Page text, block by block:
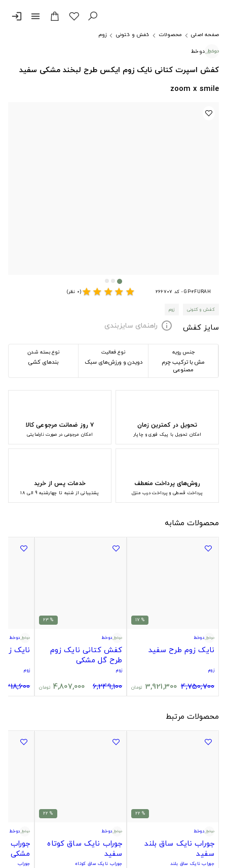
menu
login
صفحه اصلی محصولات کفش و کتونی
زوم
دوخط
کفش اسپرت کتانی نایک زوم ایکس طرح لبخند مشکی سفید
zoom x smile
GP-2FURAH - کد 266707 star
star
star
star
star(0 نظر)
کفش و کتونی زوم
سایز کفش info راهنمای سایزبندی
جنس رویه
مش با ترکیب چرم
مصنوعی
نوع فعالیت
دویدن و ورزش‌های سبک
نوع بسته شدن
بندهای کشی
تحویل در کمترین زمان
امکان تحویل با پیک فوری و چاپار
۷ روز ضمانت مرجوعی کالا
امکان مرجوعی در صورت نارضایتی
روش‌های پرداخت منعطف
پرداخت قسطی و پرداخت درب منزل
خدمات پس از خرید
پشتیبانی از شنبه تا چهارشنبه 9 الی 18
محصولات مشابه
% 17
دوخط
نایک زوم طرح سفید
زوم
4,750,700
3,921,300 تومان
% 23
دوخط
کفش کتانی نایک زوم
طرح گل مشکی
زوم
6,249,100
4,807,000 تومان
دوخط
نایک
زوم
محصولات مرتبط
% 22
دوخط
جوراب نایک ساق بلند
سفید
جوراب نایک ساق بلند
% 22
دوخط
جوراب نایک ساق کوتاه
سفید
جوراب نایک ساق کوتاه
دوخط
جوراب
مشکی
جوراب